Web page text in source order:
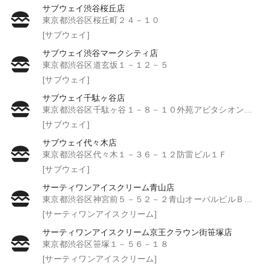
サブウェイ渋谷桜丘店
東京都渋谷区桜丘町２４－１０
[サブウェイ]
サブウェイ渋谷マークシティ店
東京都渋谷区道玄坂１－１２－５
[サブウェイ]
サブウェイ千駄ヶ谷店
東京都渋谷区千駄ヶ谷１－８－１０外苑アビタシオンビル１Ｆ
[サブウェイ]
サブウェイ代々木店
東京都渋谷区代々木１－３６－１２防雷ビル１Ｆ
[サブウェイ]
サーティワンアイスクリーム青山店
東京都渋谷区神宮前５－５２－２青山オーバルビルＢ１Ｆ
[サーティワンアイスクリーム]
サーティワンアイスクリーム京王クラウン街笹塚店
東京都渋谷区笹塚１－５６－１８
[サーティワンアイスクリーム]